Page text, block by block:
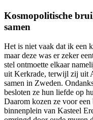
Kosmopolitische
samen
Het is niet vaak dat ik een
maar deze was er zeker
stel ontmoette elkaar
uit Kerkrade, terwijl zij uit
samen in Zweden.
besloten ze hun liefde op
Daarom kozen ze voor
binnenplein van Kasteel